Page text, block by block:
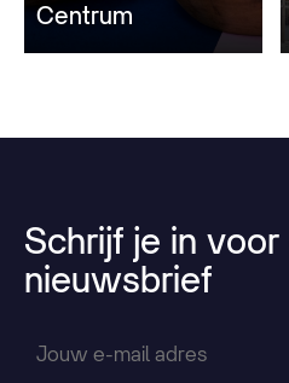
Centrum
Schrijf je in voor
nieuwsbrief